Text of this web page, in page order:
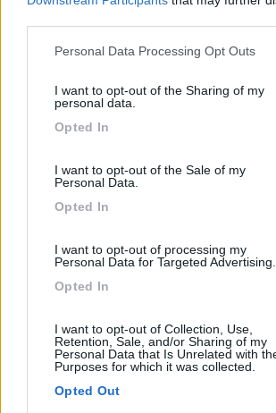
Please note that this website/app uses one
not limited to your visit or usage behaviour.
grant or deny consent to Google and its
use your data for below specified purposes
Personal Data Processing Opt Outs
I want to opt-out of the Sharing of my
personal data.
Opted In
I want to opt-out of the Sale of my
Personal Data.
Opted In
I want to opt-out of processing my
Personal Data for Targeted Advertising.
Opted In
I want to opt-out of Collection, Use,
Retention, Sale, and/or Sharing of my
Personal Data that Is Unrelated with
Purposes for which it was collected.
Opted Out
Area di sosta (PS)
8 1
Servizi / Posizione
L'agriturismo, che si trova
Tizzano Val Parma (PR) - 33km
Strada di Carobbio 11